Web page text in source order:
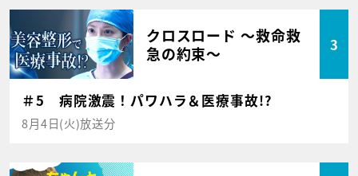
クロスロード ～救命救
急の約束～
3
＃5 病院激震！パワハラ＆医療事故!?
8月4日(火)放送分